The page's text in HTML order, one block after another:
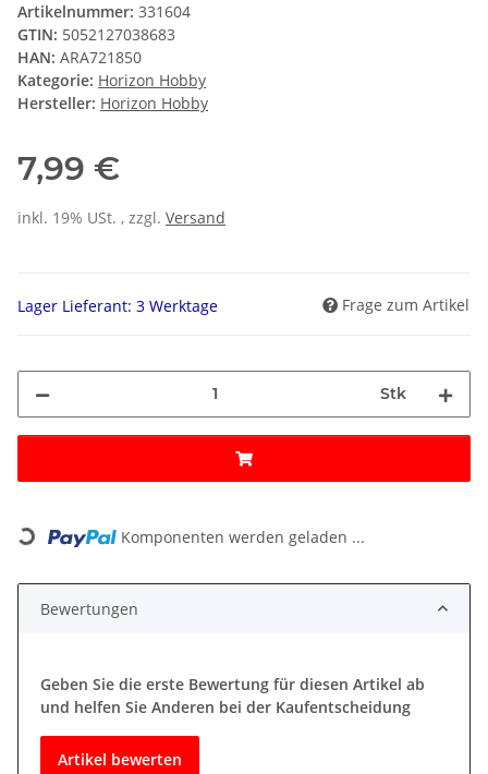
Artikelnummer: 331604
GTIN: 5052127038683
HAN: ARA721850
Kategorie: Horizon Hobby
Hersteller: Horizon Hobby
7,99 €
inkl. 19% USt. , zzgl. Versand
Lager Lieferant: 3 Werktage Frage zum Artikel
Stk
Loading... Komponenten werden geladen ...
Bewertungen
Geben Sie die erste Bewertung für diesen Artikel ab
und helfen Sie Anderen bei der Kaufentscheidung
Artikel bewerten